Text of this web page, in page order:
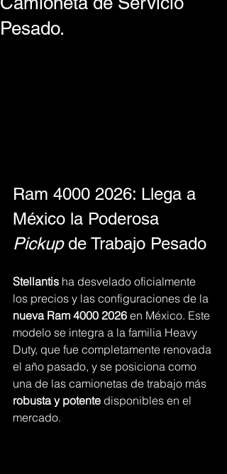
Pesado.
Ram 4000 2026: Llega a
México la Poderosa
Pickup de Trabajo Pesado
Stellantis ha desvelado oficialmente
los precios y las configuraciones de la
nueva Ram 4000 2026 en México. Este
modelo se integra a la familia Heavy
Duty, que fue completamente renovada
el año pasado, y se posiciona como
una de las camionetas de trabajo más
robusta y potente disponibles en el
mercado.